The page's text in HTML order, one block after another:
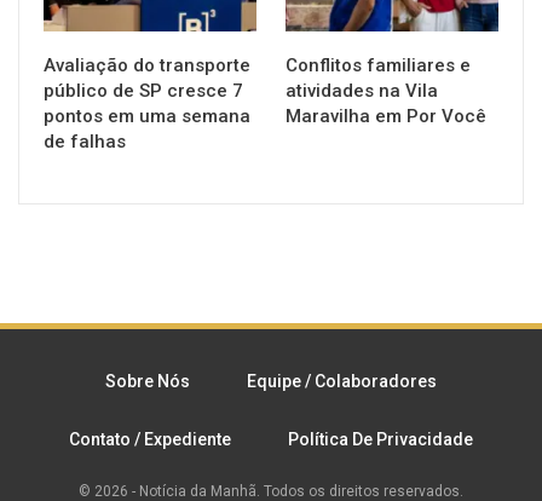
Avaliação do transporte
público de SP cresce 7
pontos em uma semana
de falhas
Conflitos familiares e
atividades na Vila
Maravilha em Por Você
Sobre Nós Equipe / Colaboradores
Contato / Expediente Política De Privacidade
© 2026 - Notícia da Manhã. Todos os direitos reservados.